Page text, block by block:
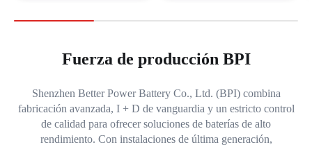
Fuerza de producción BPI
Shenzhen Better Power Battery Co., Ltd. (BPI) combina
fabricación avanzada, I + D de vanguardia y un estricto control
de calidad para ofrecer soluciones de baterías de alto
rendimiento. Con instalaciones de última generación,